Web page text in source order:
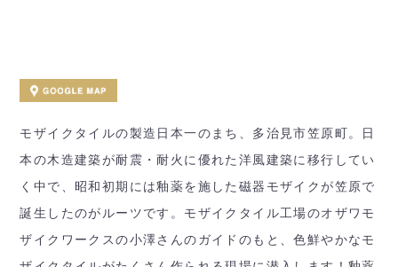
モザイクタイルの製造日本一のまち、多治見市笠原町。日
本の木造建築が耐震・耐火に優れた洋風建築に移行してい
く中で、昭和初期には釉薬を施した磁器モザイクが笠原で
誕生したのがルーツです。モザイクタイル工場のオザワモ
ザイクワークスの小澤さんのガイドのもと、色鮮やかなモ